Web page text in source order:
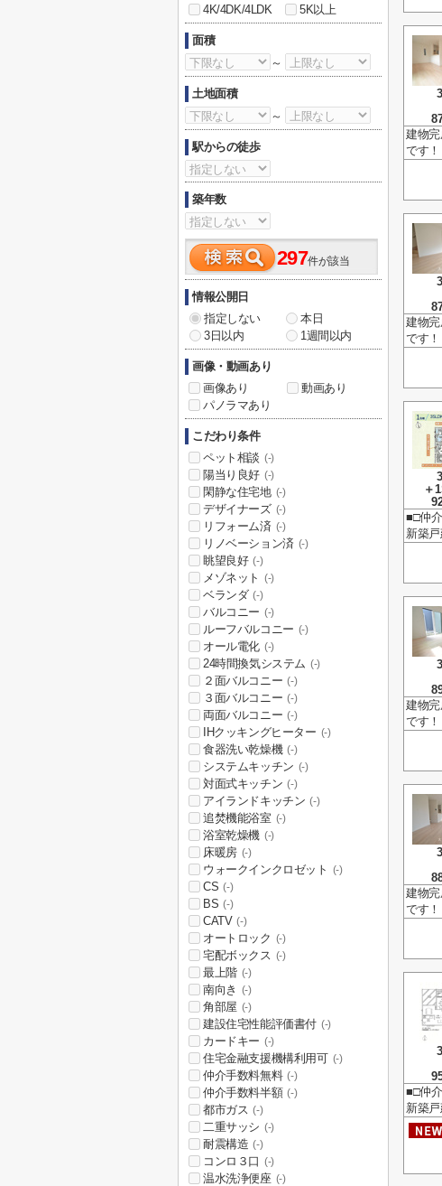
建物
です
建物
です
＋
■□仲
新築
建物
です
建物
です
■□仲
新築
4K/4DK/4LDK
5K以上
面積
～
土地面積
～
駅からの徒歩
築年数
297件が該当
情報公開日
指定しない
本日
3日以内
1週間以内
画像・動画あり
画像あり
動画あり
パノラマあり
こだわり条件
ペット相談 (-)
陽当り良好 (-)
閑静な住宅地 (-)
デザイナーズ (-)
リフォーム済 (-)
リノベーション済 (-)
眺望良好 (-)
メゾネット (-)
ベランダ (-)
バルコニー (-)
ルーフバルコニー (-)
オール電化 (-)
24時間換気システム (-)
２面バルコニー (-)
３面バルコニー (-)
両面バルコニー (-)
IHクッキングヒーター (-)
食器洗い乾燥機 (-)
システムキッチン (-)
対面式キッチン (-)
アイランドキッチン (-)
追焚機能浴室 (-)
浴室乾燥機 (-)
床暖房 (-)
ウォークインクロゼット (-)
CS (-)
BS (-)
CATV (-)
オートロック (-)
宅配ボックス (-)
最上階 (-)
南向き (-)
角部屋 (-)
建設住宅性能評価書付 (-)
カードキー (-)
住宅金融支援機構利用可 (-)
仲介手数料無料 (-)
仲介手数料半額 (-)
都市ガス (-)
二重サッシ (-)
耐震構造 (-)
コンロ３口 (-)
温水洗浄便座 (-)